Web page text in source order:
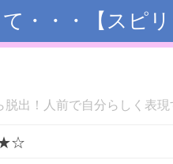
・・・【スピ
脱出！人前で自分らしく表現
★☆